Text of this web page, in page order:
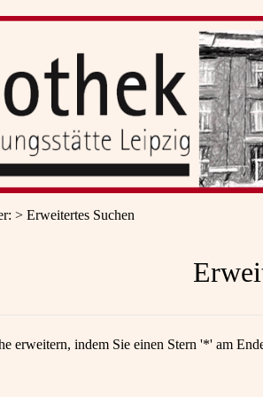
: Erweitertes Suchen
erweitern, indem Sie einen Stern '*' am